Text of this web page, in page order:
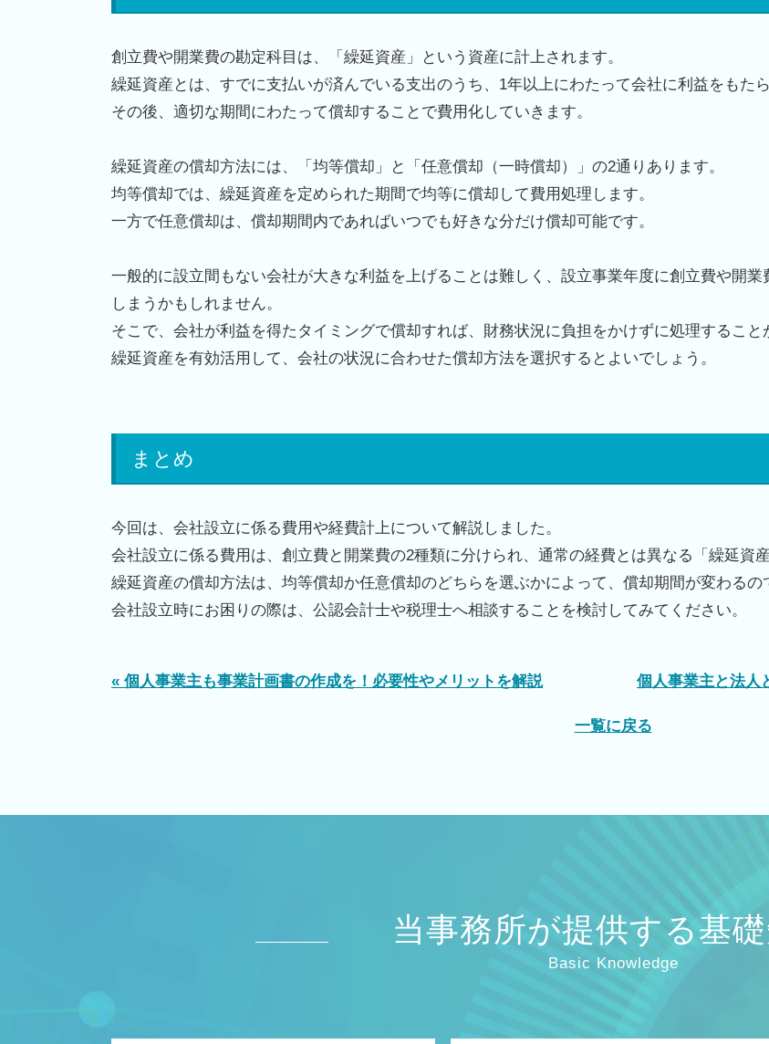
創立費や開業費の勘定科目は、「繰延資産」という資産に計上されます。
繰延資産とは、すでに支払いが済んでいる支出のうち、 1年以上にわたって会社に利益をもた
その後、適切な期間にわたって償却することで費用化していきます。
繰延資産の償却方法には、「均等償却」と「任意償却（一時償却）」の2通りあります。
均等償却では、繰延資産を定められた期間で均等に償却して費用処理します。
一方で任意償却は、償却期間内であればいつでも好きな分だけ償却可能です。
一般的に設立間もない会社が大きな利益を上げることは難しく、設立事業年度に創立費や開
しまうかもしれません。
そこで、会社が利益を得たタイミングで償却すれば、財務状況に負担をかけずに処理すること
繰延資産を有効活用して、会社の状況に合わせた償却方法を選択するとよいでしょう。
まとめ
今回は、会社設立に係る費用や経費計上について解説しました。
会社設立に係る費用は、創立費と開業費の2種類に分けられ、通常の経費とは異なる「繰延資
繰延資産の償却方法は、均等償却か任意償却のどちらを選ぶかによって、償却期間が変わるの
会社設立時にお困りの際は、公認会計士や税理士へ相談することを検討してみてください。
« 個人事業主も事業計画書の作成を！必要性やメリットを解説 個人事業主と法人
一覧に戻る
当事務所が提供する基
Basic Knowledge